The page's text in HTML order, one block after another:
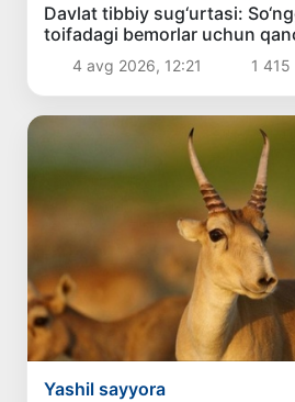
Davlat tibbiy sug‘urtasi:
toifadagi bemorlar uchun
yo‘naltirildi?
4 avg 2026, 12:21 1 415
Yashil sayyora